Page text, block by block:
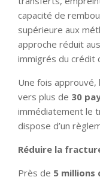
capacité de
supérieure aux
approche réduit
immigrés du crédit
Une fois approuvé,
vers plus de 30
immédiatement le
dispose d’un
Réduire la
Près de 5 millions